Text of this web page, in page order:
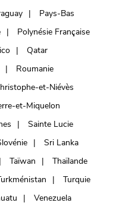
Pays-Bas
Polynésie Française
Qatar
Roumanie
et-Niévès
et-Miquelon
Sainte Lucie
Sri Lanka
Taïwan
Thaïlande
Turquie
Venezuela